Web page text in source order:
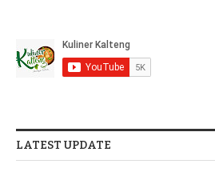
LATEST UPDATE